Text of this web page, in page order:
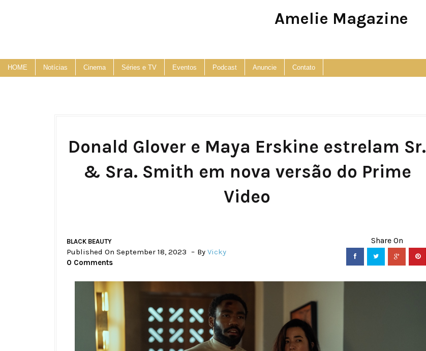
Amelie Magazine
HOME Notícias Cinema Séries e TV Eventos Podcast Anuncie Contato
Donald Glover e Maya Erskine estrelam Sr.
& Sra. Smith em nova versão do Prime
Video
BLACK BEAUTY
Published On September 18, 2023 By Vicky
0 Comments